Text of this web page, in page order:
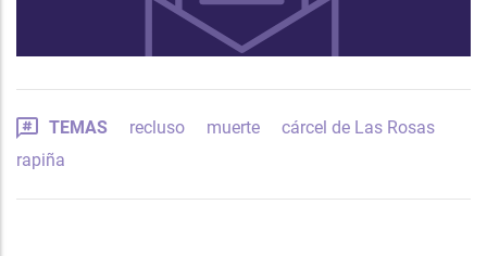
TEMAS recluso muerte
cárcel de Las Rosas
rapiña